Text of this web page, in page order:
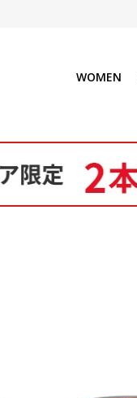
WOMEN